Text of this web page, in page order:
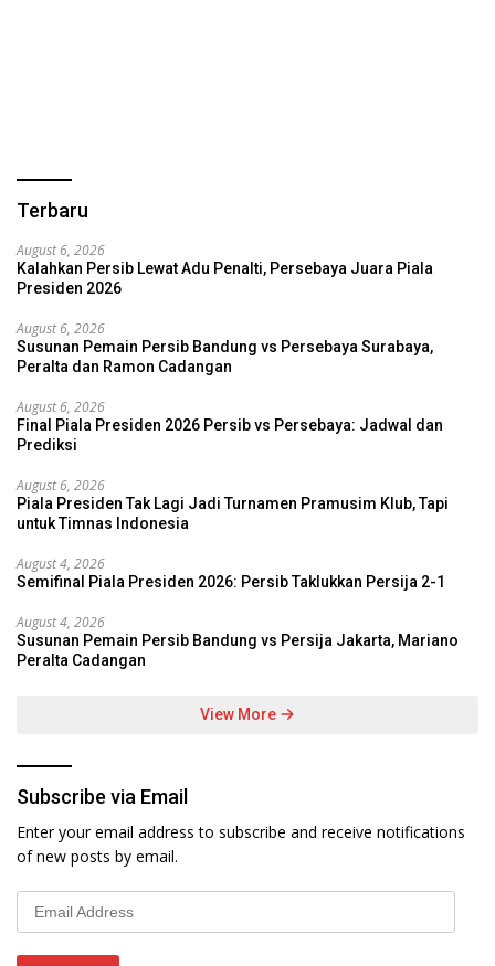
Terbaru
August 6, 2026
Kalahkan Persib Lewat Adu Penalti, Persebaya Juara Piala
Presiden 2026
August 6, 2026
Susunan Pemain Persib Bandung vs Persebaya Surabaya,
Peralta dan Ramon Cadangan
August 6, 2026
Final Piala Presiden 2026 Persib vs Persebaya: Jadwal dan
Prediksi
August 6, 2026
Piala Presiden Tak Lagi Jadi Turnamen Pramusim Klub, Tapi
untuk Timnas Indonesia
August 4, 2026
Semifinal Piala Presiden 2026: Persib Taklukkan Persija 2-1
August 4, 2026
Susunan Pemain Persib Bandung vs Persija Jakarta, Mariano
Peralta Cadangan
View More
Subscribe via Email
Enter your email address to subscribe and receive notifications
of new posts by email.
Email
Address